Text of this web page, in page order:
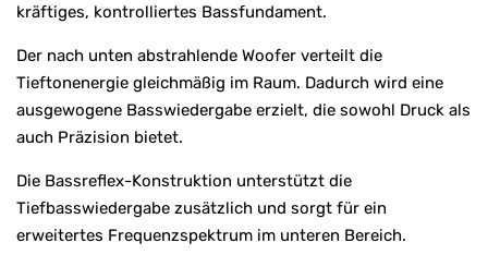
kräftiges, kontrolliertes Bassfundament.
Der nach unten abstrahlende Woofer verteilt die
Tieftonenergie gleichmäßig im Raum. Dadurch wird eine
ausgewogene Basswiedergabe erzielt, die sowohl Druck als
auch Präzision bietet.
Die Bassreflex-Konstruktion unterstützt die
Tiefbasswiedergabe zusätzlich und sorgt für ein
erweitertes Frequenzspektrum im unteren Bereich.